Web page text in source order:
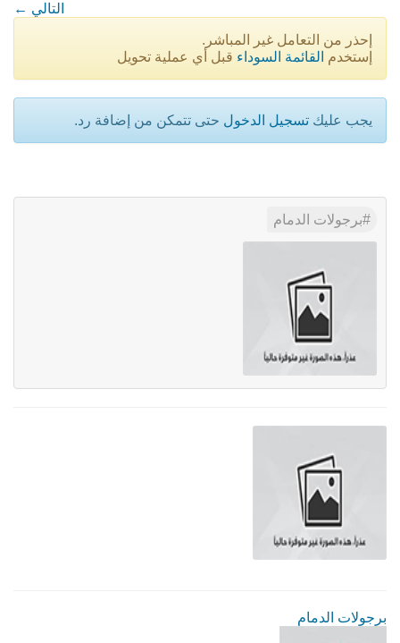
← التالي
إحذر من التعامل غير المباشر.
إستخدم القائمة السوداء قبل أي عملية تحويل
يجب عليك تسجيل الدخول حتى تتمكن من إضافة رد.
برجولات الدمام
برجولات الدمام